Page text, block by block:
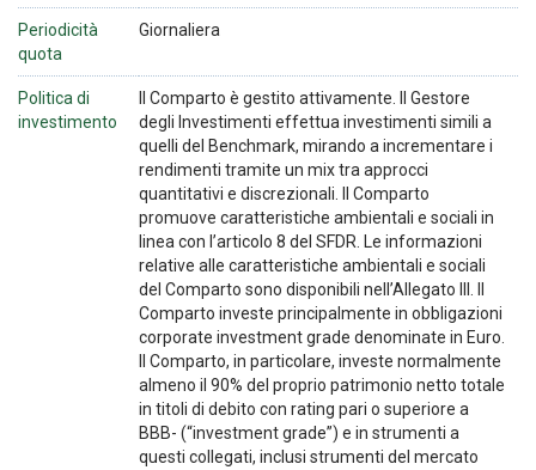
Periodicità
quota
Giornaliera
Politica di
investimento
Il Comparto è gestito attivamente. Il Gestore
degli Investimenti effettua investimenti simili a
quelli del Benchmark, mirando a incrementare i
rendimenti tramite un mix tra approcci
quantitativi e discrezionali. Il Comparto
promuove caratteristiche ambientali e sociali in
linea con l’articolo 8 del SFDR. Le informazioni
relative alle caratteristiche ambientali e sociali
del Comparto sono disponibili nell’Allegato III. Il
Comparto investe principalmente in obbligazioni
corporate investment grade denominate in Euro.
Il Comparto, in particolare, investe normalmente
almeno il 90% del proprio patrimonio netto totale
in titoli di debito con rating pari o superiore a
BBB- (“investment grade”) e in strumenti a
questi collegati, inclusi strumenti del mercato